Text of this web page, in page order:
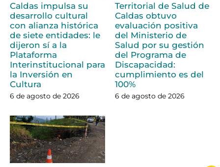
Caldas impulsa su
desarrollo cultural
con alianza histórica
de siete entidades: le
dijeron sí a la
Plataforma
Interinstitucional para
la Inversión en
Cultura
6 de agosto de 2026
Territorial de Salud de
Caldas obtuvo
evaluación positiva
del Ministerio de
Salud por su gestión
del Programa de
Discapacidad:
cumplimiento es del
100%
6 de agosto de 2026